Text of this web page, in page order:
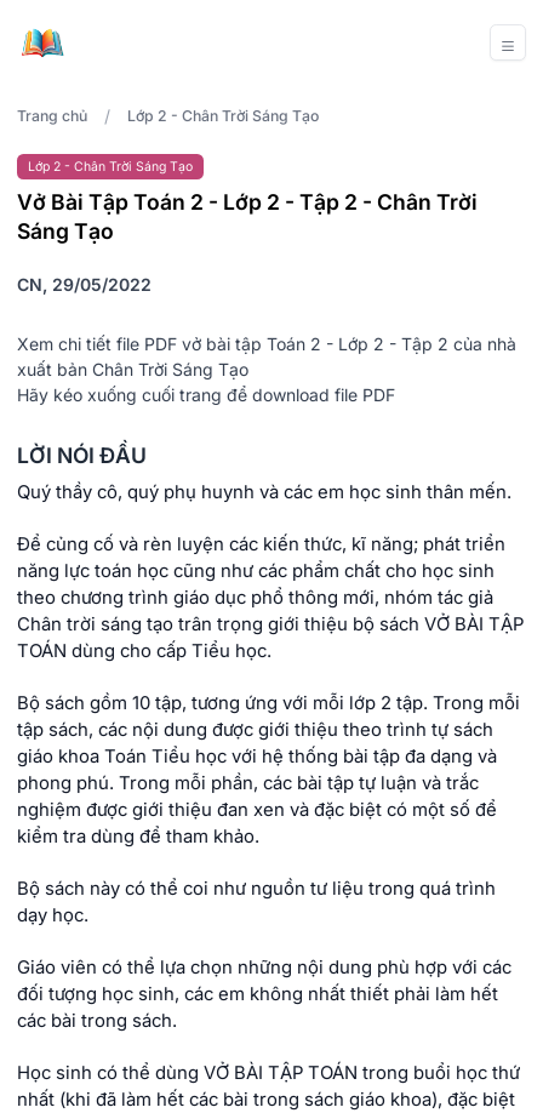
Trang chủ / Lớp 2 - Chân Trời Sáng Tạo
Lớp 2 - Chân Trời Sáng Tạo
Vở Bài Tập Toán 2 - Lớp 2 - Tập 2 - Chân Trời
Sáng Tạo
CN, 29/05/2022
Xem chi tiết file PDF vở bài tập Toán 2 - Lớp 2 - Tập 2 của nhà
xuất bản Chân Trời Sáng Tạo
Hãy kéo xuống cuối trang để download file PDF
LỜI NÓI ĐẦU
Quý thầy cô, quý phụ huynh và các em học sinh thân mến.
Để củng cố và rèn luyện các kiến thức, kĩ năng; phát triển
năng lực toán học cũng như các phẩm chất cho học sinh
theo chương trình giáo dục phổ thông mới, nhóm tác giả
Chân trời sáng tạo trân trọng giới thiệu bộ sách VỞ BÀI TẬP
TOÁN dùng cho cấp Tiểu học.
Bộ sách gồm 10 tập, tương ứng với mỗi lớp 2 tập. Trong mỗi
tập sách, các nội dung được giới thiệu theo trình tự sách
giáo khoa Toán Tiểu học với hệ thống bài tập đa dạng và
phong phú. Trong mỗi phần, các bài tập tự luận và trắc
nghiệm được giới thiệu đan xen và đặc biệt có một số để
kiểm tra dùng để tham khảo.
Bộ sách này có thể coi như nguồn tư liệu trong quá trình
dạy học.
Giáo viên có thể lựa chọn những nội dung phù hợp với các
đối tượng học sinh, các em không nhất thiết phải làm hết
các bài trong sách.
Học sinh có thể dùng VỞ BÀI TẬP TOÁN trong buổi học thứ
nhất (khi đã làm hết các bài trong sách giáo khoa), đặc biệt